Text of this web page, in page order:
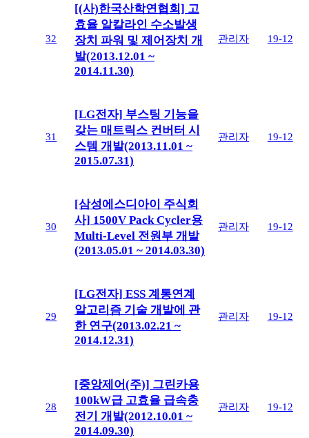
32
[(사)한국산학연협회] 고
효율 알칼라인 수소발생
장치 파워 및 제어장치 개
발(2013.12.01 ~
2014.11.30)
관리자 19-12
31
[LG전자] 부스팅 기능을
갖는 매트릭스 컨버터 시
스템 개발(2013.11.01 ~
2015.07.31)
관리자 19-12
30
[삼성에스디아이 주식회
사] 1500V Pack Cycler용
Multi-Level 전원부 개발
(2013.05.01 ~ 2014.03.30)
관리자 19-12
29
[LG전자] ESS 계통연계
알고리즘 기술 개발에 관
한 연구(2013.02.21 ~
2014.12.31)
관리자 19-12
28
[중앙제어(주)] 그린카용
100kW급 고효율 급속충
전기 개발(2012.10.01 ~
2014.09.30)
관리자 19-12